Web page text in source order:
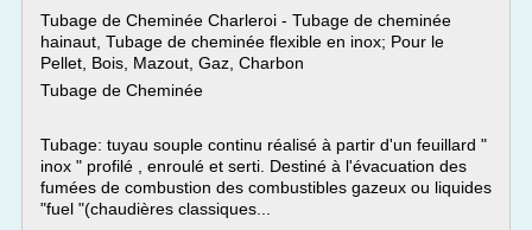
Tubage de Cheminée Charleroi - Tubage de cheminée
hainaut, Tubage de cheminée flexible en inox; Pour le
Pellet, Bois, Mazout, Gaz, Charbon
Tubage de Cheminée
Tubage: tuyau souple continu réalisé à partir d'un feuillard "
inox " profilé , enroulé et serti. Destiné à l'évacuation des
fumées de combustion des combustibles gazeux ou liquides
"fuel "(chaudières classiques...